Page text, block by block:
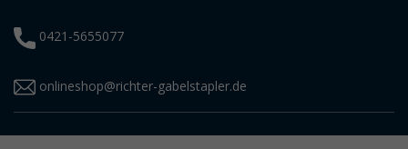
0421-5655077
onlineshop@richter-gabelstapler.de